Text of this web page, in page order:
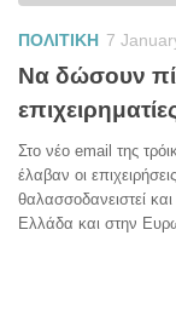
ΠΟΛΙΤΙΚΗ 7
Να δώσουν
Στο νέο email της
έλαβαν οι
θαλασσοδανειστεί
Ελλάδα και στην